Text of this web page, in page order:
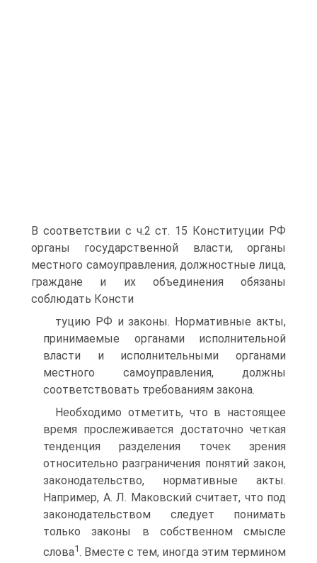
В соответствии с ч.2 ст. 15 Конституции РФ
органы государственной власти, органы
местного самоуправления, должностные лица,
граждане и их объединения обязаны
соблюдать Консти
туцию РФ и законы. Нормативные акты,
принимаемые органами исполнительной
власти и исполнительными органами
местного самоуправления, должны
соответствовать требованиям закона.
Необходимо отметить, что в настоящее
время прослеживается достаточно четкая
тенденция разделения точек зрения
относительно разграничения понятий закон,
законодательство, нормативные акты.
Например, А. Л. Маковский считает, что под
законодательством следует понимать
только законы в собственном смысле
слова1. Вместе с тем, иногда этим термином